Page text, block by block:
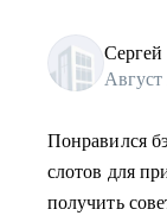
Сергей
Август
Понравился
слотов для
получить